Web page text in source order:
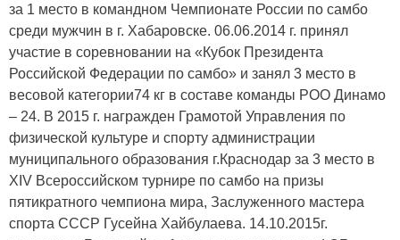
за 1 место в командном Чемпионате России по самбо
среди мужчин в г. Хабаровске. 06.06.2014 г. принял
участие в соревновании на «Кубок Президента
Российской Федерации по самбо» и занял 3 место в
весовой категории74 кг в составе команды РОО Динамо
– 24. В 2015 г. награжден Грамотой Управления по
физической культуре и спорту администрации
муниципального образования г.Краснодар за 3 место в
XIV Всероссийском турнире по самбо на призы
пятикратного чемпиона мира, Заслуженного мастера
спорта СССР Гусейна Хайбулаева. 14.10.2015г.